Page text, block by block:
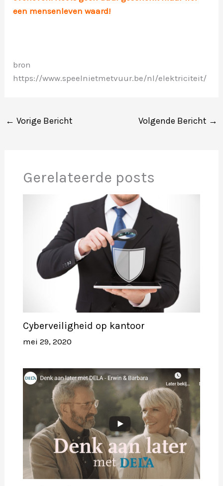
een mensenleven waard!
bron
https://www.speelnietmetvuur.be/nl/elektriciteit/
← Vorige Bericht Volgende Bericht →
Gerelateerde posts
Cyberveiligheid op kantoor
mei 29, 2020